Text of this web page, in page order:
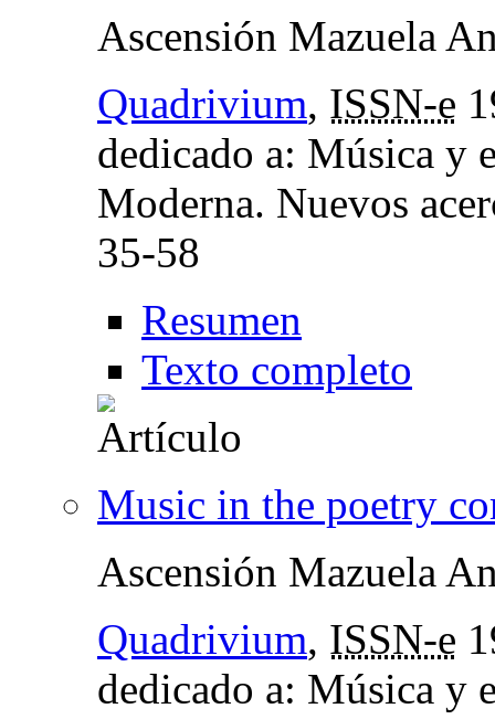
Ascensión Mazuela
Quadrivium, ISSN-e
dedicado a: Música y
Moderna. Nuevos
35-58
Resumen
Texto completo
Music in the poetry
Ascensión Mazuela
Quadrivium, ISSN-e
dedicado a: Música y